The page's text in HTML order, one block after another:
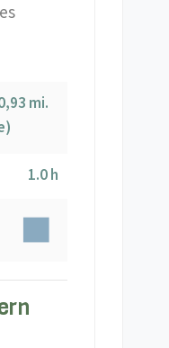
mi.
1.0 h